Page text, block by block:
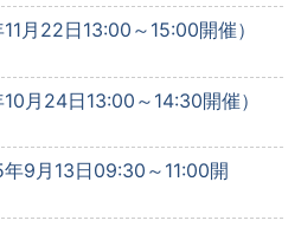
月22日13:00～15:00開催）
月24日13:00～14:30開催）
9月13日09:30～11:00開